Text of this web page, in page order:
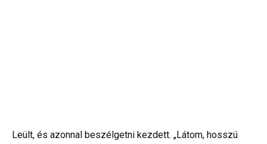
Leült, és azonnal beszélgetni kezdett. „Látom, hosszú